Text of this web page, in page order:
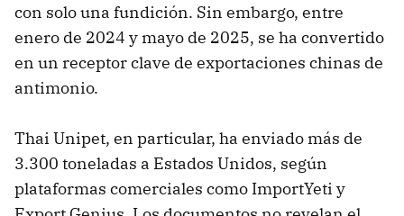
con solo una fundición. Sin embargo, entre
enero de 2024 y mayo de 2025, se ha convertido
en un receptor clave de exportaciones chinas de
antimonio.
Thai Unipet, en particular, ha enviado más de
3.300 toneladas a Estados Unidos, según
plataformas comerciales como ImportYeti y